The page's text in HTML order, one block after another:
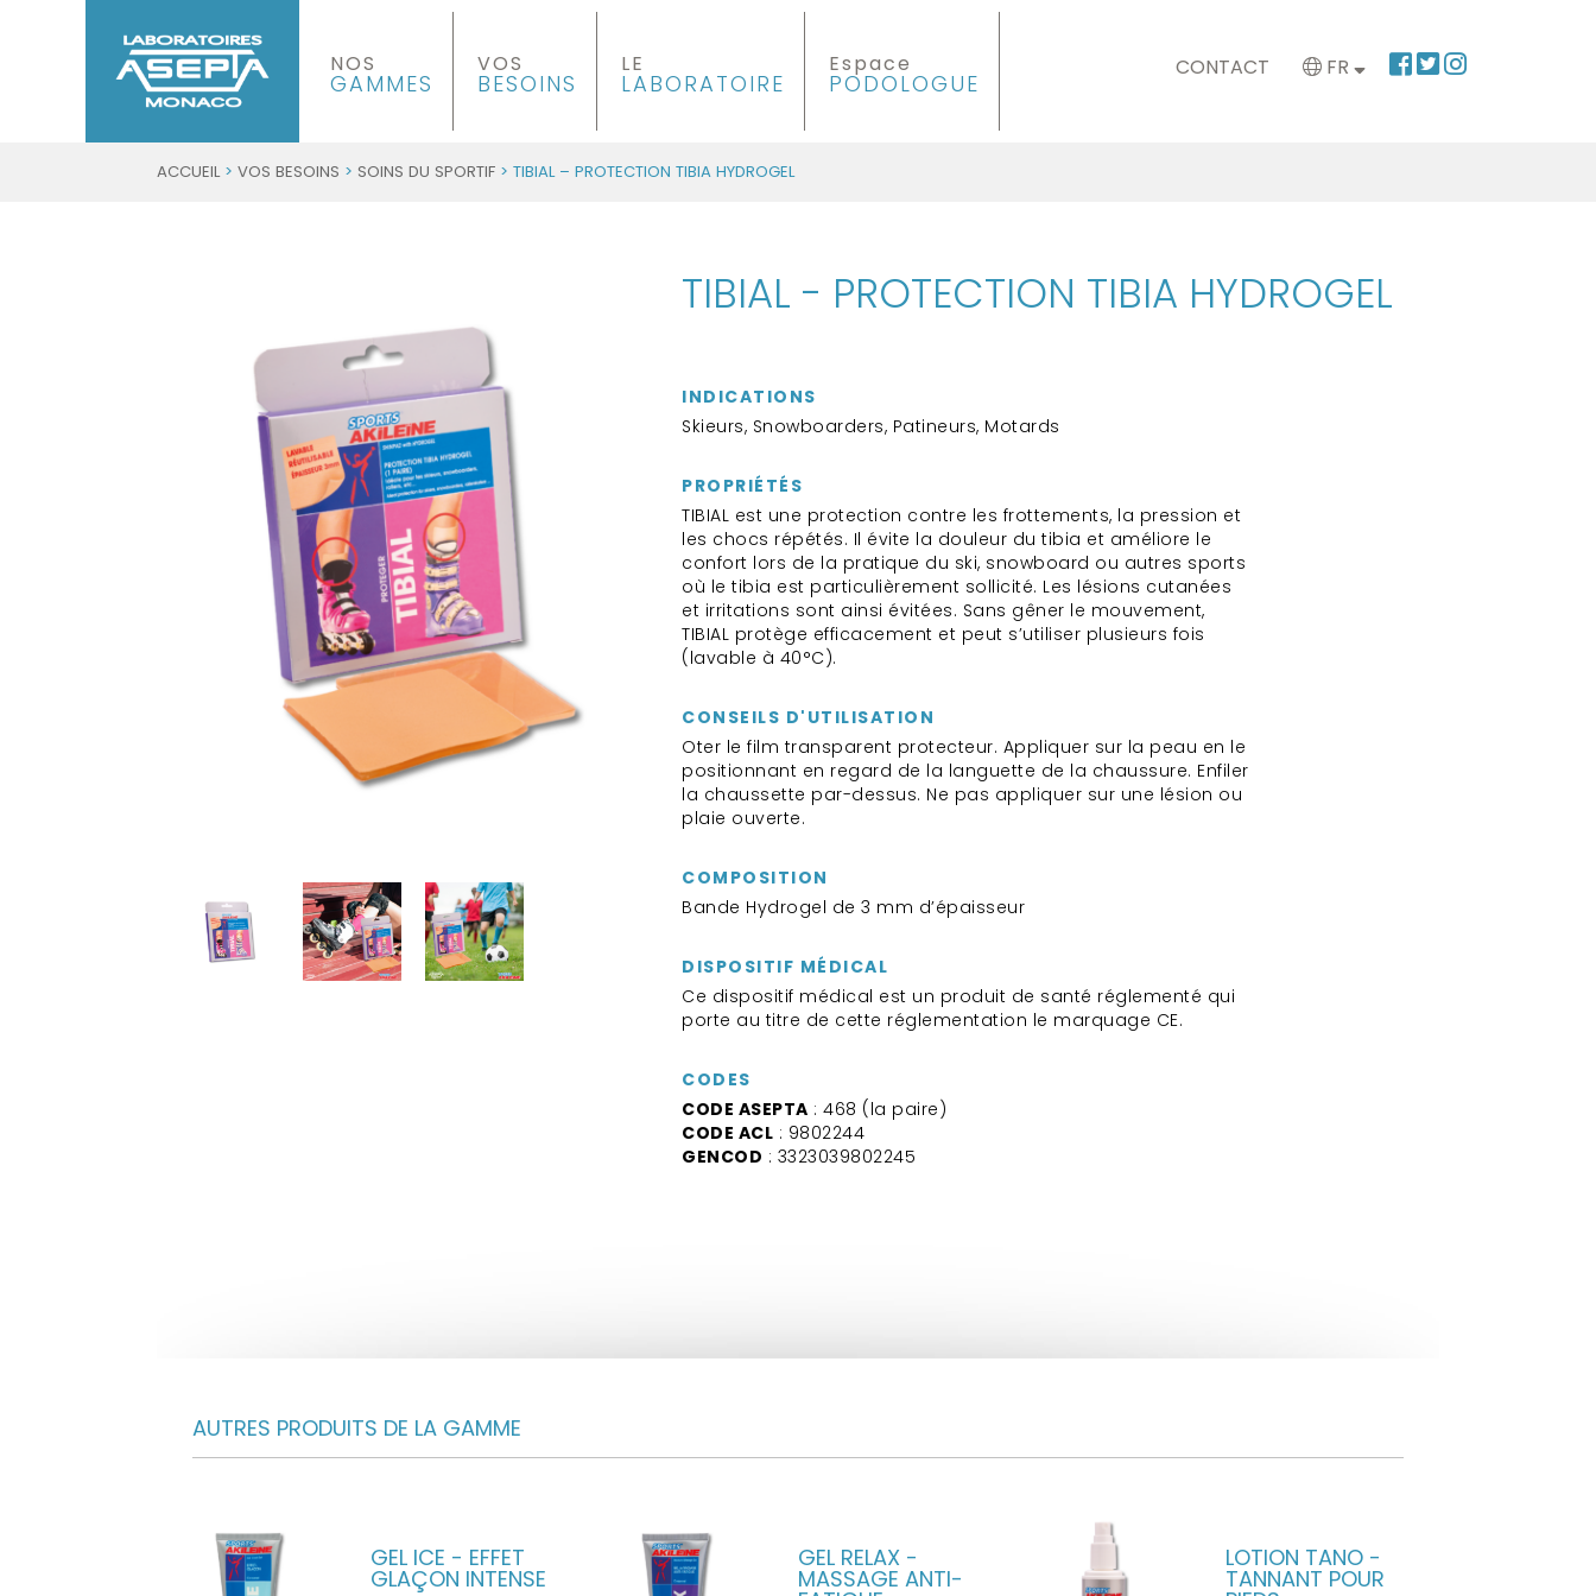
NOS
GAMMES
VOS
BESOINS
LE
LABORATOIRE
Espace
PODOLOGUE
CONTACT FR
ACCUEIL> VOS BESOINS > SOINS DU SPORTIF > TIBIAL – PROTECTION TIBIA HYDROGEL
TIBIAL - PROTECTION TIBIA HYDROGEL
INDICATIONS
Skieurs, Snowboarders, Patineurs, Motards
PROPRIÉTÉS
TIBIAL est une protection contre les frottements, la pression et
les chocs répétés. Il évite la douleur du tibia et améliore le
confort lors de la pratique du ski, snowboard ou autres sports
où le tibia est particulièrement sollicité. Les lésions cutanées
et irritations sont ainsi évitées. Sans gêner le mouvement,
TIBIAL protège efficacement et peut s’utiliser plusieurs fois
(lavable à 40°C).
CONSEILS D'UTILISATION
Oter le film transparent protecteur. Appliquer sur la peau en le
positionnant en regard de la languette de la chaussure. Enfiler
la chaussette par-dessus. Ne pas appliquer sur une lésion ou
plaie ouverte.
COMPOSITION
Bande Hydrogel de 3 mm d’épaisseur
DISPOSITIF MÉDICAL
Ce dispositif médical est un produit de santé réglementé qui
porte au titre de cette réglementation le marquage CE.
CODES
CODE ASEPTA : 468 (la paire)
CODE ACL : 9802244
GENCOD : 3323039802245
AUTRES PRODUITS DE LA GAMME
GEL ICE - EFFET
GLAÇON INTENSE
GEL RELAX -
MASSAGE ANTI-
LOTION TANO -
TANNANT POUR